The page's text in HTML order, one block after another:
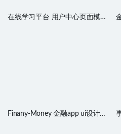
在线学习平台 用户中心页面模板
Finany-Money 金融app ui设计